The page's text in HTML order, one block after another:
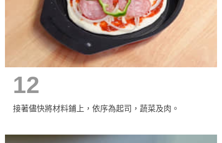
12
接著儘快將材料鋪上，依序為起司，蔬菜及肉。